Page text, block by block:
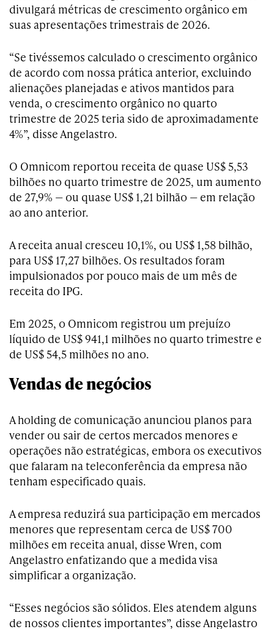
divulgará métricas de crescimento orgânico em
suas apresentações trimestrais de 2026.
“Se tivéssemos calculado o crescimento orgânico
de acordo com nossa prática anterior, excluindo
alienações planejadas e ativos mantidos para
venda, o crescimento orgânico no quarto
trimestre de 2025 teria sido de aproximadamente
4%”, disse Angelastro.
O Omnicom reportou receita de quase US$ 5,53
bilhões no quarto trimestre de 2025, um aumento
de 27,9% — ou quase US$ 1,21 bilhão — em relação
ao ano anterior.
A receita anual cresceu 10,1%, ou US$ 1,58 bilhão,
para US$ 17,27 bilhões. Os resultados foram
impulsionados por pouco mais de um mês de
receita do IPG.
Em 2025, o Omnicom registrou um prejuízo
líquido de US$ 941,1 milhões no quarto trimestre e
de US$ 54,5 milhões no ano.
Vendas de negócios
A holding de comunicação anunciou planos para
vender ou sair de certos mercados menores e
operações não estratégicas, embora os executivos
que falaram na teleconferência da empresa não
tenham especificado quais.
A empresa reduzirá sua participação em mercados
menores que representam cerca de US$ 700
milhões em receita anual, disse Wren, com
Angelastro enfatizando que a medida visa
simplificar a organização.
“Esses negócios são sólidos. Eles atendem alguns
de nossos clientes importantes”, disse Angelastro